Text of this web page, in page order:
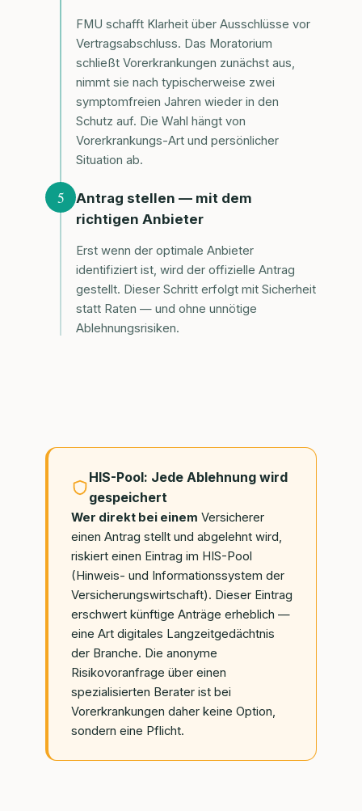
FMU schafft Klarheit über Ausschlüsse vor
Vertragsabschluss. Das Moratorium
schließt Vorerkrankungen zunächst aus,
nimmt sie nach typischerweise zwei
symptomfreien Jahren wieder in den
Schutz auf. Die Wahl hängt von
Vorerkrankungs-Art und persönlicher
Situation ab.
5
Antrag stellen — mit dem
richtigen Anbieter
Erst wenn der optimale Anbieter
identifiziert ist, wird der offizielle Antrag
gestellt. Dieser Schritt erfolgt mit Sicherheit
statt Raten — und ohne unnötige
Ablehnungsrisiken.
HIS-Pool: Jede Ablehnung wird
gespeichert
Wer direkt bei einem Versicherer
einen Antrag stellt und abgelehnt wird,
riskiert einen Eintrag im HIS-Pool
(Hinweis- und Informationssystem der
Versicherungswirtschaft). Dieser Eintrag
erschwert künftige Anträge erheblich —
eine Art digitales Langzeitgedächtnis
der Branche. Die anonyme
Risikovoranfrage über einen
spezialisierten Berater ist bei
Vorerkrankungen daher keine Option,
sondern eine Pflicht.